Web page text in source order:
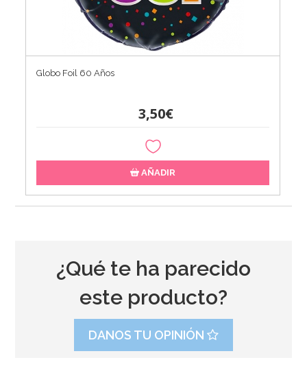
Globo Foil 60 Años
3,50€
AÑADIR
¿Qué te ha parecido
este producto?
DANOS TU OPINIÓN